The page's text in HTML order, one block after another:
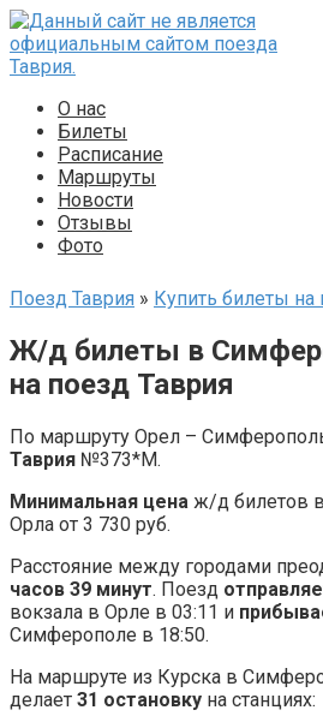
Перейти
к
контенту
О нас
Билеты
Расписание
Маршруты
Новости
Отзывы
Фото
Поезд Таврия » Купить билеты
Ж/д билеты в
на поезд Таврия
По маршруту Орел –
Таврия №373*М.
Минимальная цена ж/д билетов
Орла от 3 730 руб.
Расстояние между городами
часов 39 минут. Поезд
вокзала в Орле в 03:11 и
Симферополе в 18:50.
На маршруте из Курска в
делает 31 остановку на станциях: